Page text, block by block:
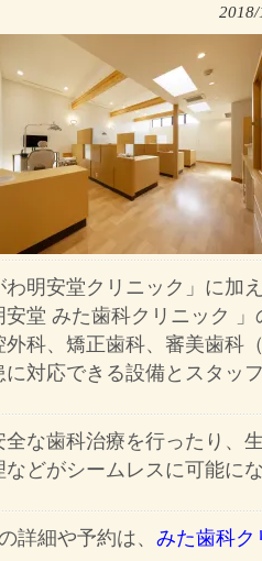
明安堂クリニック」に加え
堂 みた歯科クリニック 」
科、矯正歯科、審美歯科
対応できる設備とスタッ
な歯科治療を行ったり、
どがシームレスに可能に
詳細や予約は、 みた歯科ク